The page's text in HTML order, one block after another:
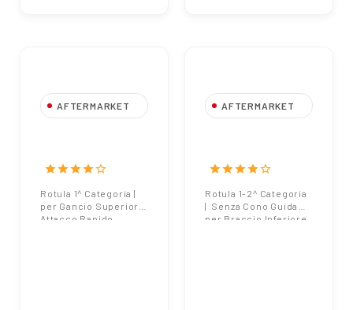
AFTERMARKET
Superiore Attacco
starstarstarstarstar_border
Rotula 1^ Categoria |
per Gancio Superiore
Attacco Rapido
AFTERMARKET
Braccio Inferiore
starstarstarstarstar_border
Rotula 1-2^ Categoria
| Senza Cono Guida
per Braccio Inferiore